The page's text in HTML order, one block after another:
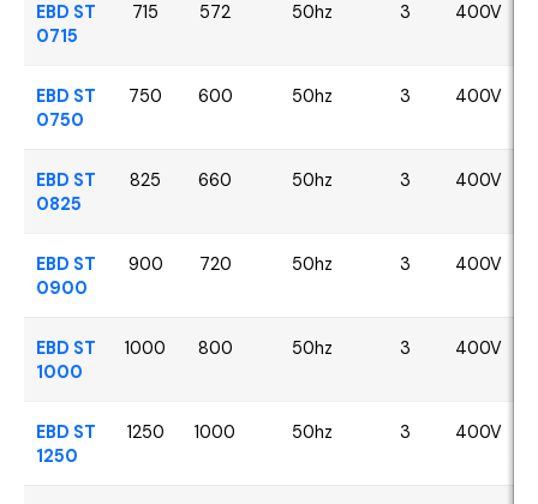
EBD ST
0715
715 572 50hz 3 400V
EBD ST
0750
750 600 50hz 3 400V
EBD ST
0825
825 660 50hz 3 400V
EBD ST
0900
900 720 50hz 3 400V
EBD ST
1000
1000 800 50hz 3 400V
EBD ST
1250
1250 1000 50hz 3 400V